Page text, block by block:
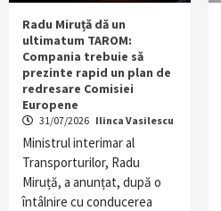
Radu Miruță dă un
ultimatum TAROM:
Compania trebuie să
prezinte rapid un plan de
redresare Comisiei
Europene
31/07/2026 Ilinca Vasilescu
Ministrul interimar al
Transporturilor, Radu
Miruță, a anunțat, după o
întâlnire cu conducerea